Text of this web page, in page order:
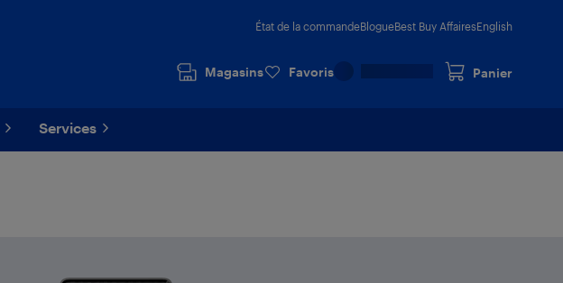
État de la commandeBlogueBest Buy AffairesEnglish
Magasins Favoris Panier
Services